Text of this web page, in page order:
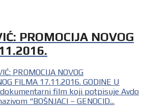
PROMOCIJA NOVOG
PROMOCIJA NOVOG
FILMA 17.11.2016. GODINE U
dokumentarni film koji potpisuje Avdo
“BOŠNJACI – GENOCID...